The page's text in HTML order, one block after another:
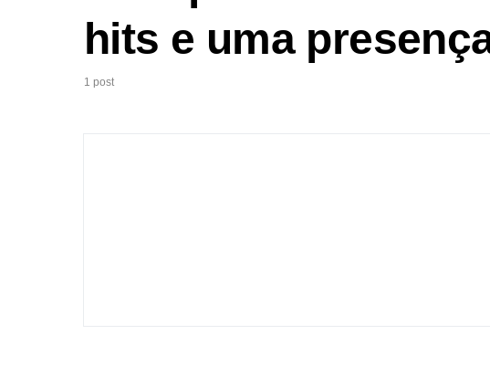
hits e uma
1 post